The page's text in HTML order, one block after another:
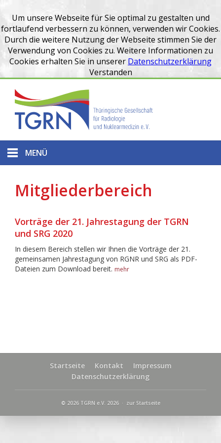
Um unsere Webseite für Sie optimal zu gestalten und
fortlaufend verbessern zu können, verwenden wir Cookies.
Durch die weitere Nutzung der Webseite stimmen Sie der
Verwendung von Cookies zu. Weitere Informationen zu
Cookies erhalten Sie in unserer Datenschutzerklärung
Verstanden
MENÜ
Mitgliederbereich
Vorträge der 21. Jahrestagung der TGRN
und SRG 2020
In diesem Bereich stellen wir Ihnen die Vorträge der 21.
gemeinsamen Jahrestagung von RGNR und SRG als PDF-
Dateien zum Download bereit. mehr
Startseite Kontakt
Impressum
Datenschutzerklärung
© 2026 TGRN e.V. 2026 · zur Startseite